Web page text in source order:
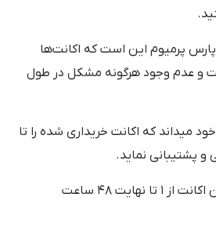
پارس پرمیوم این است که اکانت‌ها
۱۰۰٪ سلامت و عدم وجود هرگونه مشکل در طول
میداند که اکانت خریداری شده را تا
و پشتیبانی نماید.
✔ حداکثر زمان ارسال این اکانت از ۱ تا نهایت ۴۸ ساعت